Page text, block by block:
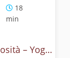
18
min
Carica di luminosità – Yoga Flow